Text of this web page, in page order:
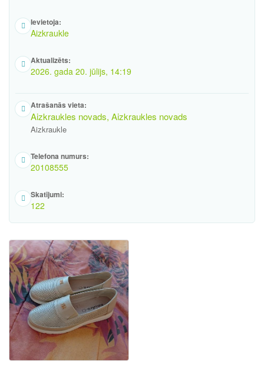
Ievietoja:
Aizkraukle
Aktualizēts:
2026. gada 20. jūlijs, 14:19
Atrašanās vieta:
Aizkraukles novads, Aizkraukles novads
Aizkraukle
Telefona numurs:
20108555
Skatījumi:
122